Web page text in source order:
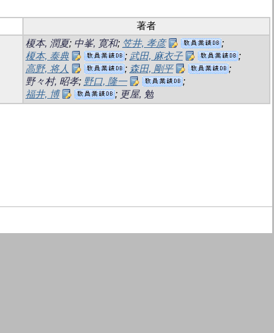
著者
榎本, 潤夏; 中峯, 寛和; 笠井, 孝彦
;
榎本, 泰典
; 武田, 麻衣子
;
高野, 将人
; 森田, 剛平
;
野々村, 昭孝; 野口, 隆一
;
福井, 博
; 更屋, 勉